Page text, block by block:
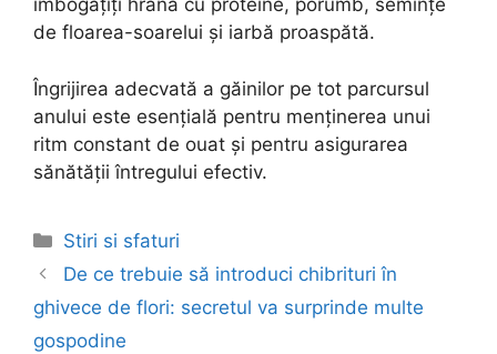
îmbogățiți hrana cu proteine, porumb, semințe
de floarea-soarelui și iarbă proaspătă.
Îngrijirea adecvată a găinilor pe tot parcursul
anului este esențială pentru menținerea unui
ritm constant de ouat și pentru asigurarea
sănătății întregului efectiv.
Categories
Stiri si sfaturi
Post
navigation
De ce trebuie să introduci chibrituri în
ghivece de flori: secretul va surprinde multe
gospodine